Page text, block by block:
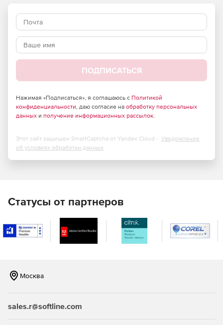
ПОДПИСАТЬСЯ
Нажимая «Подписаться», я соглашаюсь с Политикой
конфиденциальности, даю согласие на обработку персональных
данных и получение информационных рассылок.
Этот сайт защищен SmartCaptcha от Yandex Cloud - Уведомление
об условиях обработки данных
Статусы от партнеров
Москва
sales.r@softline.com